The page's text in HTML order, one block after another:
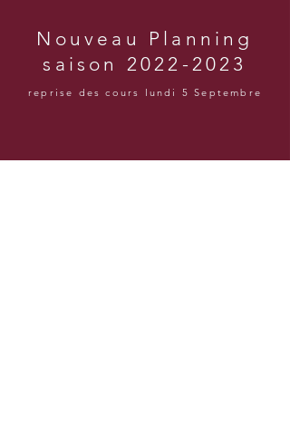
Nouveau Planning
saison 2022-2023
reprise des cours lundi 5 Septembre